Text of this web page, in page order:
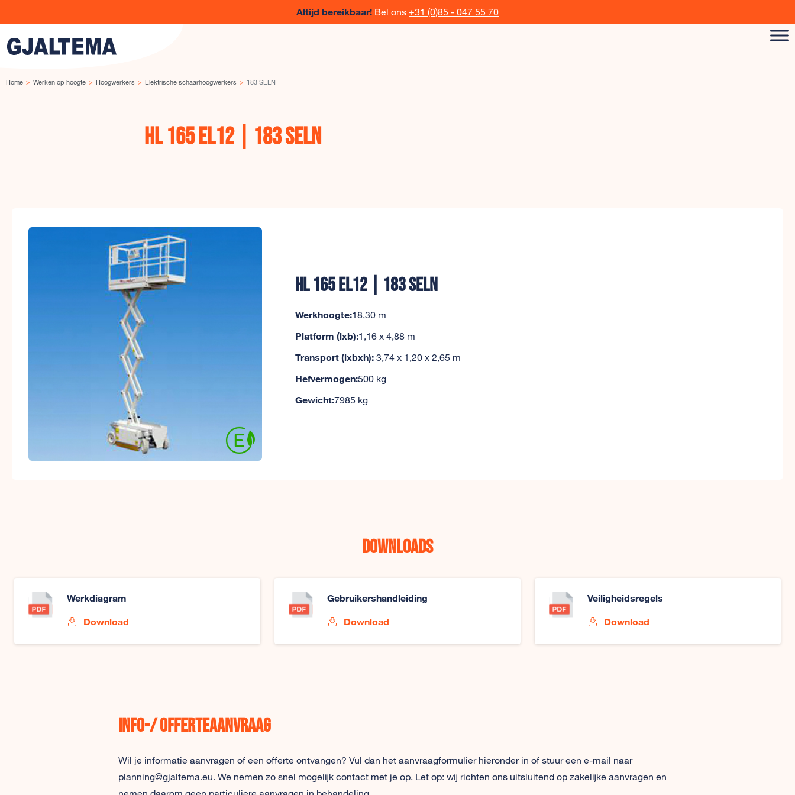
Altijd bereikbaar! Bel ons +31 (0)85 - 047 55 70
Home Werken op hoogte Hoogwerkers Elektrische schaarhoogwerkers 183 SELN
HL 165 EL12 | 183 SELN
HL 165 EL12 | 183 SELN
Werkhoogte:18,30 m
Platform (lxb):1,16 x 4,88 m
Transport (lxbxh): 3,74 x 1,20 x 2,65 m
Hefvermogen:500 kg
Gewicht:7985 kg
Downloads
Werkdiagram
Download
Gebruikershandleiding
Download
Veiligheidsregels
Download
Info-/ offerteaanvraag
Wil je informatie aanvragen of een offerte ontvangen? Vul dan het aanvraagformulier hieronder in of stuur een e-mail naar
planning@gjaltema.eu. We nemen zo snel mogelijk contact met je op. Let op: wij richten ons uitsluitend op zakelijke aanvragen en